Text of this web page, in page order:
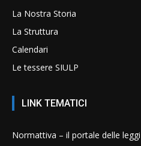
La Nostra Storia
La Struttura
Calendari
Le tessere SIULP
LINK TEMATICI
Normattiva – il portale delle leggi